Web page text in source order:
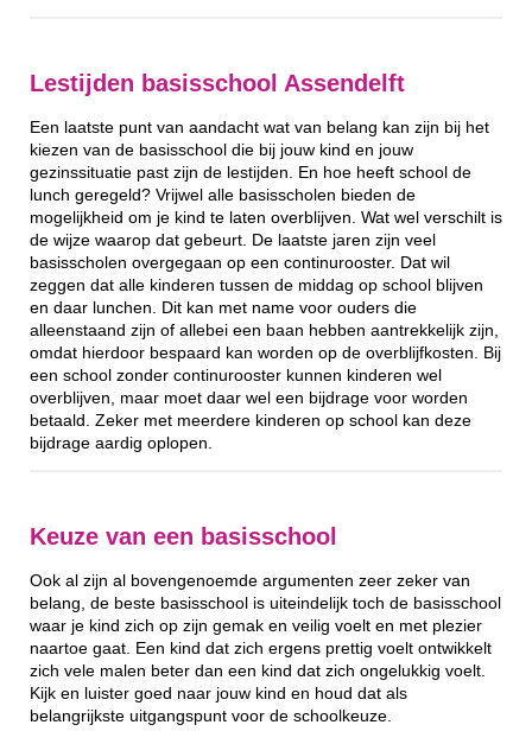
Lestijden basisschool Assendelft
Een laatste punt van aandacht wat van belang kan zijn bij het
kiezen van de basisschool die bij jouw kind en jouw
gezinssituatie past zijn de lestijden. En hoe heeft school de
lunch geregeld? Vrijwel alle basisscholen bieden de
mogelijkheid om je kind te laten overblijven. Wat wel verschilt is
de wijze waarop dat gebeurt. De laatste jaren zijn veel
basisscholen overgegaan op een continurooster. Dat wil
zeggen dat alle kinderen tussen de middag op school blijven
en daar lunchen. Dit kan met name voor ouders die
alleenstaand zijn of allebei een baan hebben aantrekkelijk zijn,
omdat hierdoor bespaard kan worden op de overblijfkosten. Bij
een school zonder continurooster kunnen kinderen wel
overblijven, maar moet daar wel een bijdrage voor worden
betaald. Zeker met meerdere kinderen op school kan deze
bijdrage aardig oplopen.
Keuze van een basisschool
Ook al zijn al bovengenoemde argumenten zeer zeker van
belang, de beste basisschool is uiteindelijk toch de basisschool
waar je kind zich op zijn gemak en veilig voelt en met plezier
naartoe gaat. Een kind dat zich ergens prettig voelt ontwikkelt
zich vele malen beter dan een kind dat zich ongelukkig voelt.
Kijk en luister goed naar jouw kind en houd dat als
belangrijkste uitgangspunt voor de schoolkeuze.